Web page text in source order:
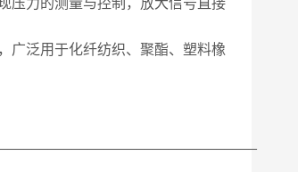
压力的测量与控制，放大信号直接
广泛用于化纤纺织、聚酯、塑料橡